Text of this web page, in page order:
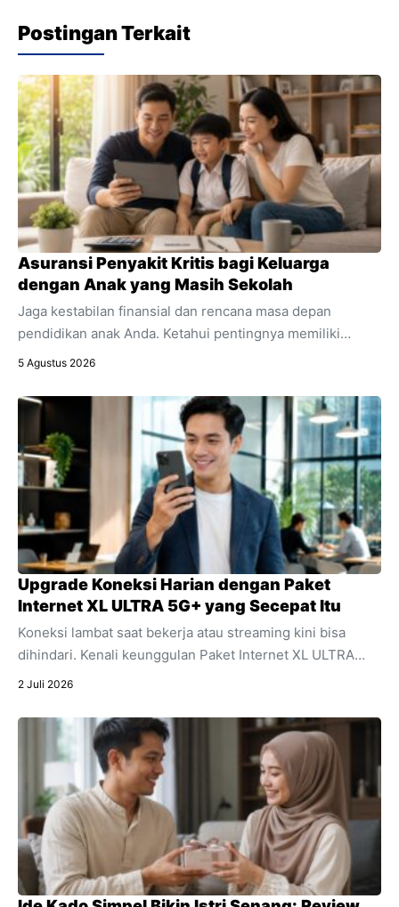
Postingan Terkait
Asuransi Penyakit Kritis bagi Keluarga
dengan Anak yang Masih Sekolah
Jaga kestabilan finansial dan rencana masa depan
pendidikan anak Anda. Ketahui pentingnya memiliki
asuransi penyakit kritis sebagai bagian integral dari
5 Agustus 2026
Upgrade Koneksi Harian dengan Paket
Internet XL ULTRA 5G+ yang Secepat Itu
Koneksi lambat saat bekerja atau streaming kini bisa
dihindari. Kenali keunggulan Paket Internet XL ULTRA
5G+ yang menawarkan kecepatan ultra dan stabilitas
2 Juli 2026